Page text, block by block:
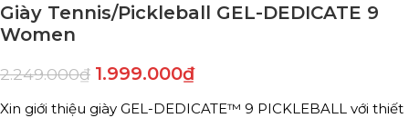
Giày Tennis/Pickleball GEL-DEDICATE 9
Women
2.249.000₫ 1.999.000₫
Xin giới thiệu giày GEL-DEDICATE™ 9 PICKLEBALL với thiết